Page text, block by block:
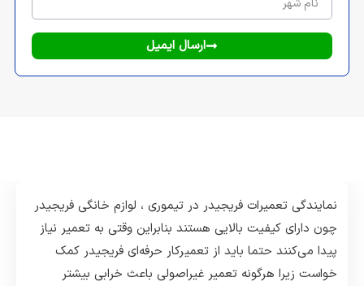
ارسال ایمیل
نمایندگی تعمیرات فریجیدر در تیموری ، لوازم خانگی فریجیدر
چون دارای کیفیت بالایی هستند بنابراین وقتی به تعمیر نیاز
پیدا می‌کنند حتما باید از تعمیرکار حرفه‌ای فریجیدر کمک
خواست زیرا هرگونه تعمیر غیراصولی باعث خرابی بیشتر